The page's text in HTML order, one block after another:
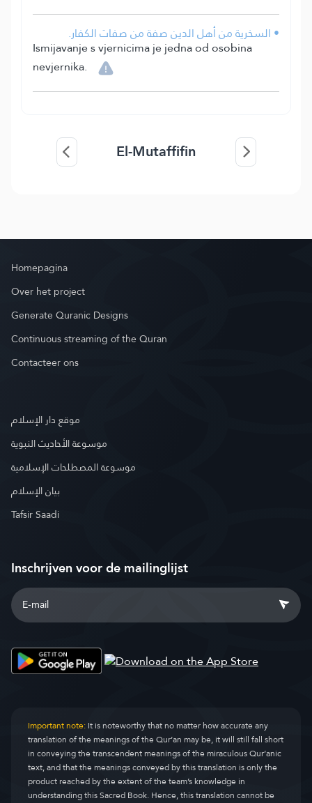
• السخرية من أهل الدين صفة من صفات الكفار.
Ismijavanje s vjernicima je jedna od osobina
nevjernika.
El-Mutaffifin
Homepagina
Over het project
Generate Quranic Designs
Continuous streaming of the Quran
Contacteer ons
موقع دار الإسلام
موسوعة الأحاديث النبوية
موسوعة المصطلحات الإسلامية
بيان الإسلام
Tafsir Saadi
Inschrijven voor de mailinglijst
Important note:It is noteworthy that no matter how accurate any
translation of the meanings of the Qur’an may be, it will still fall short
in conveying the transcendent meanings of the miraculous Qur’anic
text, and that the meanings conveyed by this translation is only the
product reached by the extent of the team’s knowledge in
understanding this Sacred Book. Hence, this translation cannot be